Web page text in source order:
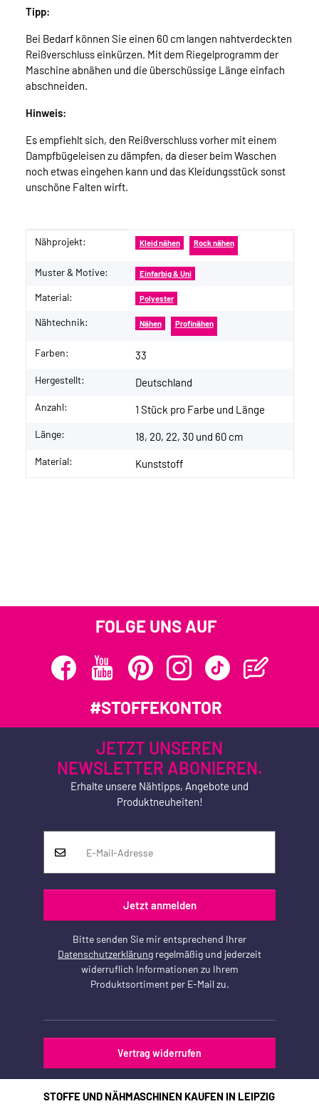
Tipp:
Bei Bedarf können Sie einen 60 cm langen nahtverdeckten
Reißverschluss einkürzen. Mit dem Riegelprogramm der
Maschine abnähen und die überschüssige Länge einfach
abschneiden.
Hinweis:
Es empfiehlt sich, den Reißverschluss vorher mit einem
Dampfbügeleisen zu dämpfen, da dieser beim Waschen
noch etwas eingehen kann und das Kleidungsstück sonst
unschöne Falten wirft.
Produkteigenschaft
Wert
Nähprojekt: Kleid nähen Rock nähen
Muster & Motive: Einfarbig & Uni
Material: Polyester
Nähtechnik: Nähen Profinähen
Farben: 33
Hergestellt: Deutschland
Anzahl: 1 Stück pro Farbe und Länge
Länge: 18, 20, 22, 30 und 60 cm
Material: Kunststoff
FOLGE UNS AUF
#STOFFEKONTOR
JETZT UNSEREN
NEWSLETTER ABONIEREN.
Erhalte unsere Nähtipps, Angebote und
Produktneuheiten!
Jetzt anmelden
Bitte senden Sie mir entsprechend Ihrer
Datenschutzerklärung regelmäßig und jederzeit
widerruflich Informationen zu Ihrem
Produktsortiment per E-Mail zu.
Vertrag widerrufen
STOFFE UND NÄHMASCHINEN KAUFEN IN LEIPZIG